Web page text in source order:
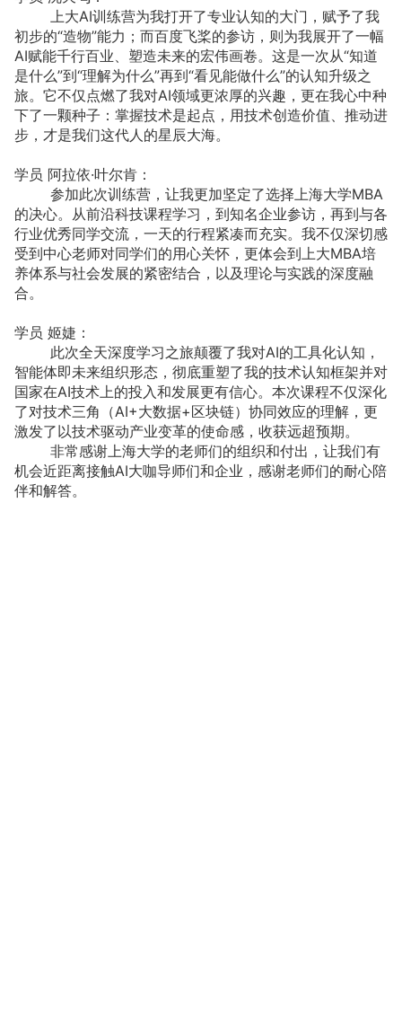
上大AI训练营为我打开了专业认知的大门，赋予了我
初步的“造物”能力；而百度飞桨的参访，则为我展开了一幅
AI赋能千行百业、塑造未来的宏伟画卷。这是一次从“知道
是什么”到“理解为什么”再到“看见能做什么”的认知升级之
旅。它不仅点燃了我对AI领域更浓厚的兴趣，更在我心中种
下了一颗种子：掌握技术是起点，用技术创造价值、推动进
步，才是我们这代人的星辰大海。
学员 阿拉依·叶尔肯：
参加此次训练营，让我更加坚定了选择上海大学MBA
的决心。从前沿科技课程学习，到知名企业参访，再到与各
行业优秀同学交流，一天的行程紧凑而充实。我不仅深切感
受到中心老师对同学们的用心关怀，更体会到上大MBA培
养体系与社会发展的紧密结合，以及理论与实践的深度融
合。
学员 姬婕：
此次全天深度学习之旅颠覆了我对AI的工具化认知，
智能体即未来组织形态，彻底重塑了我的技术认知框架并对
国家在AI技术上的投入和发展更有信心。本次课程不仅深化
了对技术三角（AI+大数据+区块链）协同效应的理解，更
激发了以技术驱动产业变革的使命感，收获远超预期。
非常感谢上海大学的老师们的组织和付出，让我们有
机会近距离接触AI大咖导师们和企业，感谢老师们的耐心陪
伴和解答。